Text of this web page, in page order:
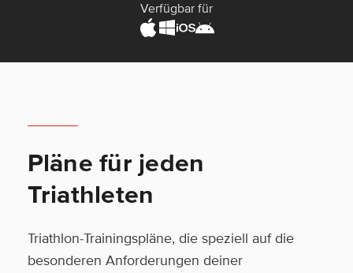
Verfügbar für
Pläne für jeden
Triathleten
Triathlon-Trainingspläne, die speziell auf die
besonderen Anforderungen deiner